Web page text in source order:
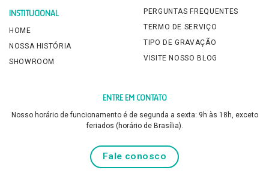
INSTITUCIONAL
HOME
NOSSA HISTÓRIA
SHOWROOM
PERGUNTAS FREQUENTES
TERMO DE SERVIÇO
TIPO DE GRAVAÇÃO
VISITE NOSSO BLOG
ENTRE EM CONTATO
Nosso horário de funcionamento é de segunda a sexta: 9h às 18h, exceto
feriados (horário de Brasília).
Fale conosco